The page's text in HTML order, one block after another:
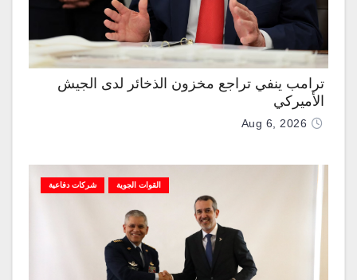
ترامب ينفي تراجع مخزون الذخائر لدى الجيش
الأميركي
Aug 6, 2026
القوات الجوية شركات دفاعية